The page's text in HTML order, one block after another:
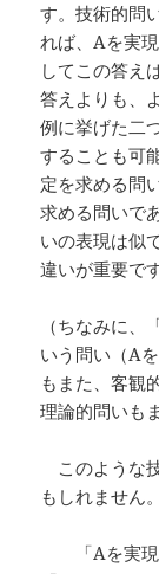
す。技術的問
れば、Aを実
してこの答え
答えよりも、
例に挙げた二
することも可
定を求める問
求める問いで
いの表現は似
違いが重要です
（ちなみに
いう問い（A
もまた、客観
理論的問いも
このような
もしれません。
「Aを実現